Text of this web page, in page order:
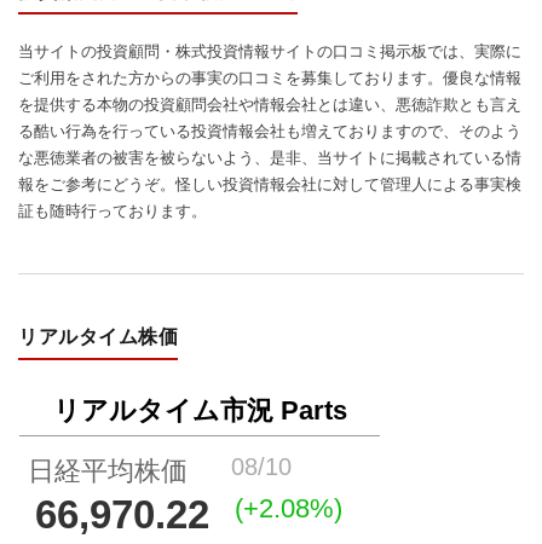
当サイトの投資顧問・株式投資情報サイトの口コミ掲示板では、実際に
ご利用をされた方からの事実の口コミを募集しております。優良な情報
を提供する本物の投資顧問会社や情報会社とは違い、悪徳詐欺とも言え
る酷い行為を行っている投資情報会社も増えておりますので、そのよう
な悪徳業者の被害を被らないよう、是非、当サイトに掲載されている情
報をご参考にどうぞ。怪しい投資情報会社に対して管理人による事実検
証も随時行っております。
リアルタイム株価